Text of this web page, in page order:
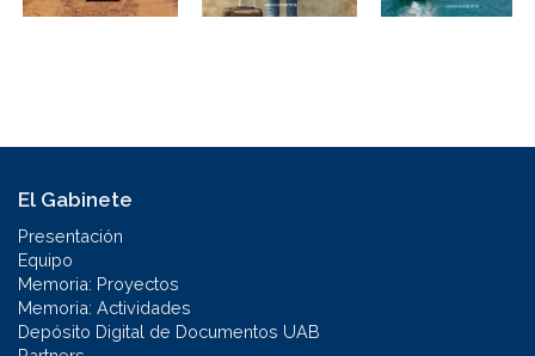
El Gabinete
Presentación
Equipo
Memoria: Proyectos
Memoria: Actividades
Depósito Digital de Documentos UAB